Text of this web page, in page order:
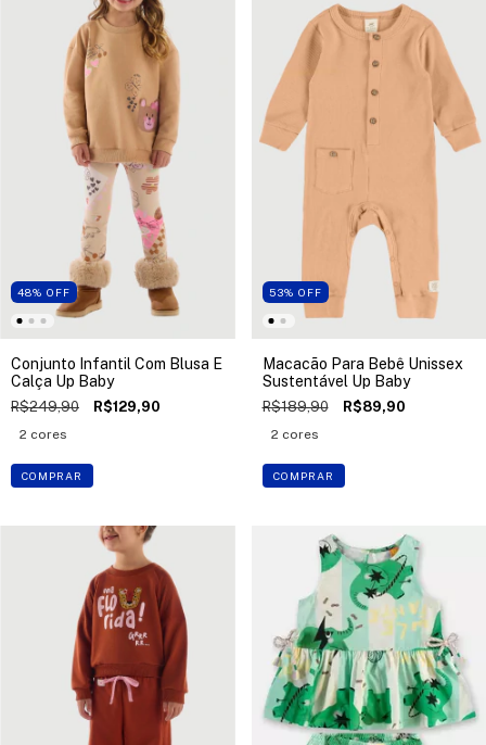
48% OFF
Conjunto Infantil Com Blusa E
Calça Up Baby
R$249,90 R$129,90
2 cores
COMPRAR
53% OFF
Macacão Para Bebê Unissex
Sustentável Up Baby
R$189,90 R$89,90
2 cores
COMPRAR